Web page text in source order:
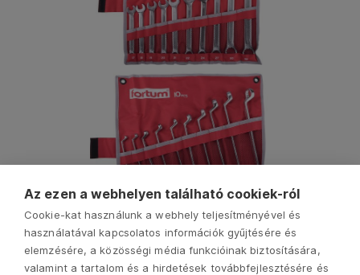
Az ezen a webhelyen található cookiek-ról
Cookie-kat használunk a webhely teljesítményével és
használatával kapcsolatos információk gyűjtésére és
elemzésére, a közösségi média funkcióinak biztosítására,
valamint a tartalom és a hirdetések továbbfejlesztésére és